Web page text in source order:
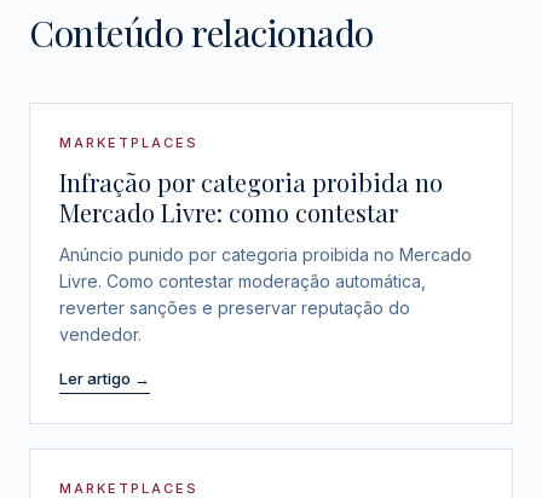
Conteúdo relacionado
MARKETPLACES
Infração por categoria proibida no
Mercado Livre: como contestar
Anúncio punido por categoria proibida no Mercado
Livre. Como contestar moderação automática,
reverter sanções e preservar reputação do
vendedor.
Ler artigo →
MARKETPLACES